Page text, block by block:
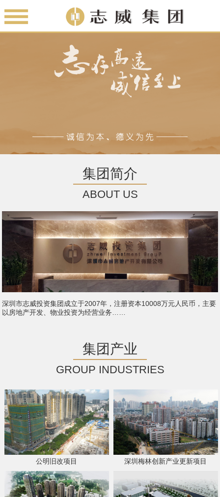
集团简介
ABOUT US
深圳市志威投资集团成立于2007年，注册资本10008万元人民币，主要
以房地产开发、物业投资为经营业务……
集团产业
GROUP INDUSTRIES
公明旧改项目 深圳梅林创新产业更新项目